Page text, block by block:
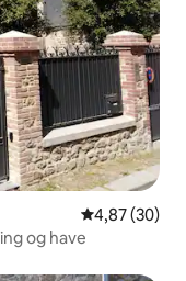
4,87 ud af 5 i
4,87 (30)
og have